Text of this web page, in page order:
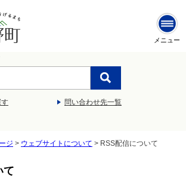
メニュー
す 問い合わせ先一覧
ジ > ウェブサイトについて > RSS配信について
て